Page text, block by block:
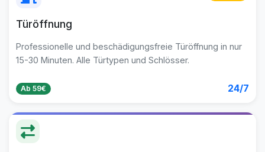
Türöffnung
Professionelle und beschädigungsfreie Türöffnung in nur
15-30 Minuten. Alle Türtypen und Schlösser.
Ab 59€ 24/7